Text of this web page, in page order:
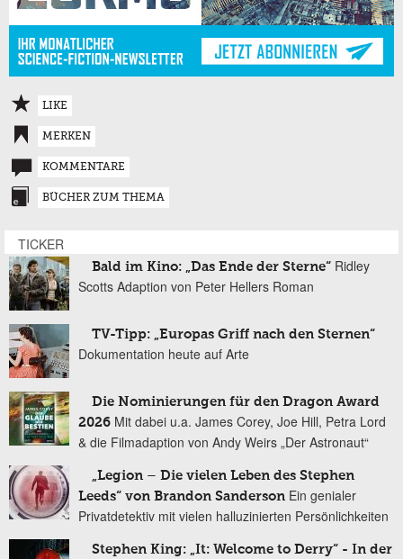
LIKE
MERKEN
KOMMENTARE
BÜCHER ZUM THEMA
TICKER
Bald im Kino: „Das Ende der Sterne“ Ridley
Scotts Adaption von Peter Hellers Roman
TV-Tipp: „Europas Griff nach den Sternen“
Dokumentation heute auf Arte
Die Nominierungen für den Dragon Award
2026 Mit dabei u.a. James Corey, Joe Hill, Petra Lord
& die Filmadaption von Andy Weirs „Der Astronaut“
„Legion – Die vielen Leben des Stephen
Leeds“ von Brandon Sanderson Ein genialer
Privatdetektiv mit vielen halluzinierten Persönlichkeiten
Stephen King: „It: Welcome to Derry“ - In der